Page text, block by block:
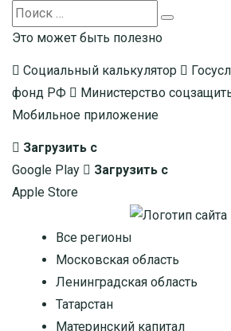
Search
for:
Это может быть полезно
Социальный калькулятор
фонд РФ
Министерство
Мобильное приложение
Загрузить с
Google Play
Загрузить с
Apple Store
Все регионы
Московская область
Ленинградская область
Татарстан
Материнский капитал